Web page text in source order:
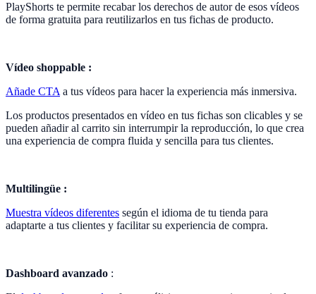
PlayShorts te permite recabar los derechos de autor de esos vídeos
de forma gratuita para reutilizarlos en tus fichas de producto.
Vídeo shoppable :
Añade CTA a tus vídeos para hacer la experiencia más inmersiva.
Los productos presentados en vídeo en tus fichas son clicables y se
pueden añadir al carrito sin interrumpir la reproducción, lo que crea
una experiencia de compra fluida y sencilla para tus clientes.
Multilingüe :
Muestra vídeos diferentes según el idioma de tu tienda para
adaptarte a tus clientes y facilitar su experiencia de compra.
Dashboard avanzado :